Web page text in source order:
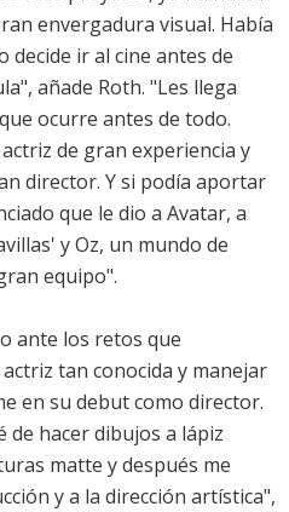
envergadura visual. Había
decide ir al cine antes de
añade Roth. "Les llega
ocurre antes de todo.
de gran experiencia y
director. Y si podía aportar
que le dio a Avatar, a
y Oz, un mundo de
equipo".
ante los retos que
tan conocida y manejar
en su debut como director.
de hacer dibujos a lápiz
matte y después me
y a la dirección artística",